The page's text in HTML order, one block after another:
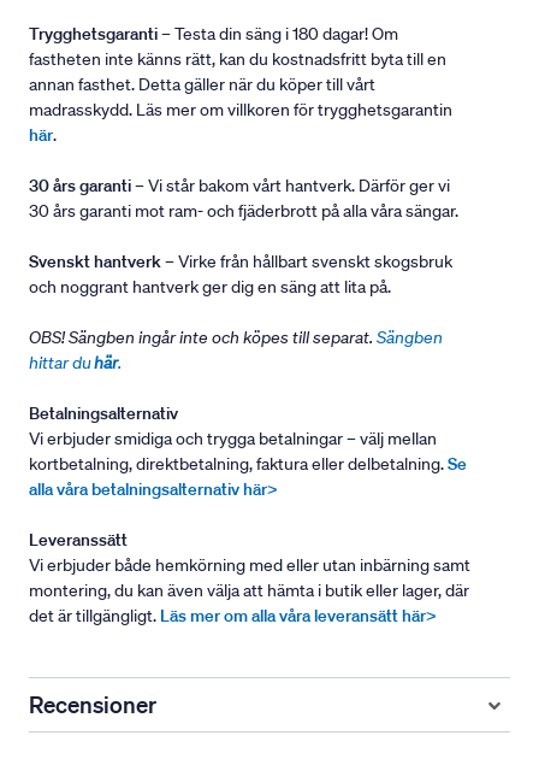
Trygghetsgaranti– Testa din säng i 180 dagar! Om
fastheten inte känns rätt, kan du kostnadsfritt byta till en
annan fasthet. Detta gäller när du köper till vårt
madrasskydd. Läs mer om villkoren för trygghetsgarantin
här.
30 års garanti– Vi står bakom vårt hantverk. Därför ger vi
30 års garanti mot ram- och fjäderbrott på alla våra sängar.
Svenskt hantverk– Virke från hållbart svenskt skogsbruk
och noggrant hantverk ger dig en säng att lita på.
OBS! Sängben ingår inte och köpes till separat. Sängben
hittar duhär.
Betalningsalternativ
Vi erbjuder smidiga och trygga betalningar – välj mellan
kortbetalning, direktbetalning, faktura eller delbetalning.Se
alla våra betalningsalternativ här>
Leveranssätt
Vi erbjuder både hemkörning med eller utan inbärning samt
montering, du kan även välja att hämta i butik eller lager, där
det är tillgängligt. Läs mer om alla våra leveransätt här>
Recensioner